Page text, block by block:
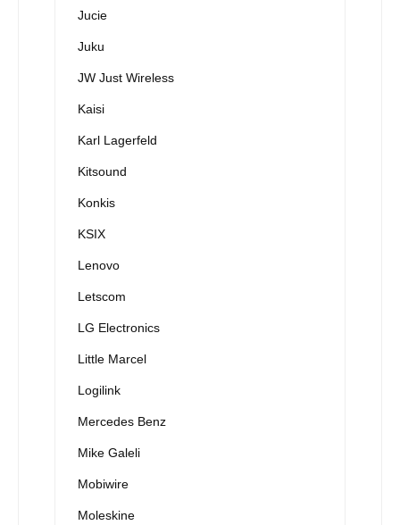
Jucie
Juku
JW Just Wireless
Kaisi
Karl Lagerfeld
Kitsound
Konkis
KSIX
Lenovo
Letscom
LG Electronics
Little Marcel
Logilink
Mercedes Benz
Mike Galeli
Mobiwire
Moleskine